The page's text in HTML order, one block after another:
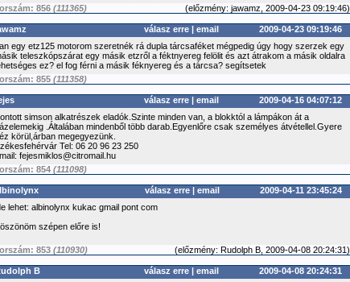
856 (111365) (előzmény: jawamz, 2009-04-23 09:19:46)
válasz erre | email
2009-04-23 09:19:46
egy etz125 motorom szeretnék rá dupla tárcsaféket mégpedig úgy hogy szerzek egy
teleszkópszárat egy másik etzről a féktnyereg felölit és azt átrakom a másik oldalra
ez? el fog férni a másik féknyereg és a tárcsa? segítsetek
855 (111358)
válasz erre | email
2009-04-16 04:07:12
simson alkatrészek eladók.Szinte minden van, a blokktól a lámpákon át a
.Általában mindenből több darab.Egyenlőre csak személyes átvétellel.Gyere
körül,árban megegyezünk.
Tel: 06 20 96 23 250
fejesmiklos@citromail.hu
854 (111098)
válasz erre | email
2009-04-11 23:45:24
lehet: albinolynx kukac gmail pont com
szépen előre is!
853 (110930) (előzmény: Rudolph B, 2009-04-08 20:24:31)
B válasz erre | email
2009-04-08 20:24:31